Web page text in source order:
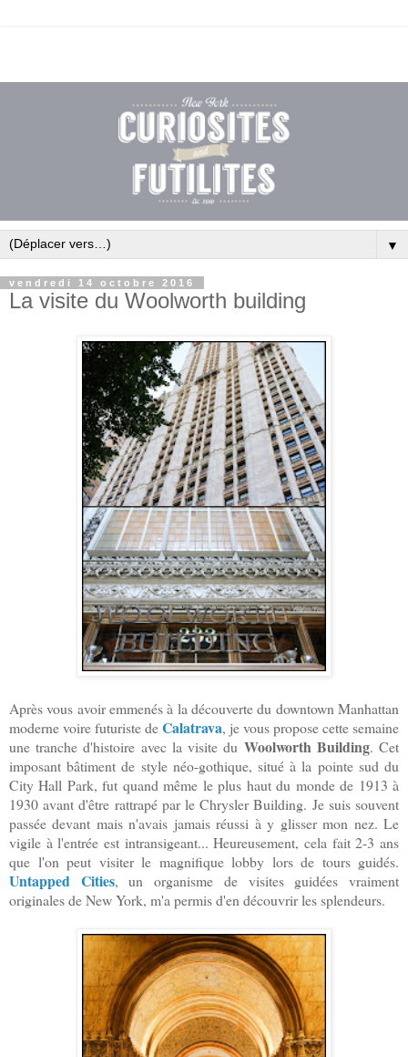
▼
vendredi 14 octobre 2016
La visite du Woolworth building
Après vous avoir emmenés à la découverte du downtown Manhattan
moderne voire futuriste deCalatrava, je vous propose cette semaine
une tranche d'histoire avec la visite du Woolworth Building. Cet
imposant bâtiment de style néo-gothique, situé à la pointe sud du
City Hall Park, fut quand même le plus haut du monde de 1913 à
1930 avant d'être rattrapé par le Chrysler Building. Je suis souvent
passée devant mais n'avais jamais réussi à y glisser mon nez. Le
vigile à l'entrée est intransigeant... Heureusement, cela fait 2-3 ans
que l'on peut visiter le magnifique lobby lors de tours guidés.
Untapped Cities, un organisme de visites guidées vraiment
originales de New York, m'a permis d'en découvrir les splendeurs.